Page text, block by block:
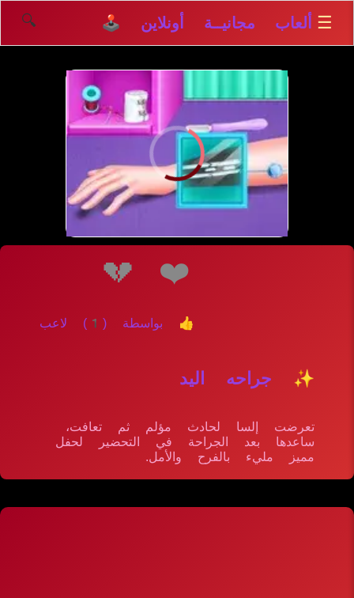
☰ ألعاب مجانيــة أونلاين 🕹️ 🔍
❤️
💔
👍 بواسطة (1) لاعب
✨ جراحه اليد
تعرضت إلسا لحادث مؤلم ثم تعافت،
ساعدها بعد الجراحة في التحضير لحفل
مميز مليء بالفرح والأمل.